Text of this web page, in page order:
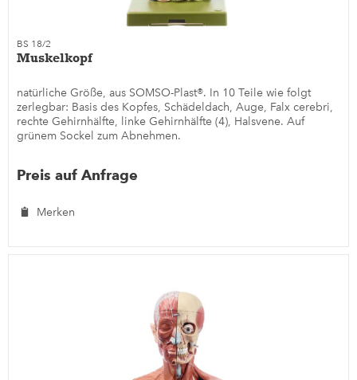
BS 18/2
Muskelkopf
natürliche Größe, aus SOMSO-Plast®. In 10 Teile wie folgt
zerlegbar: Basis des Kopfes, Schädeldach, Auge, Falx cerebri,
rechte Gehirnhälfte, linke Gehirnhälfte (4), Halsvene. Auf
grünem Sockel zum Abnehmen.
Preis auf Anfrage
Merken